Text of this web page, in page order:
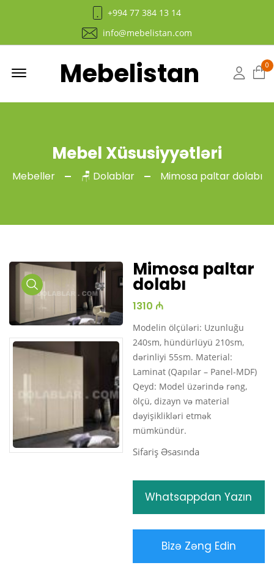
+994 77 384 13 14
info@mebelistan.com
Mebelistan 0
Mebel Xüsusiyyətləri
Mebeller 🪑 Dolablar Mimosa paltar dolabı
Media
Gallery
Mimosa paltar
dolabı
1310 ₼
Modelin ölçüləri: Uzunluğu
240sm, hündürlüyü 210sm,
dərinliyi 55sm. Material:
Laminat (Qapılar – Panel-MDF)
Qeyd: Model üzərində rəng,
ölçü, dizayn və material
dəyişiklikləri etmək
mümkündür.
Sifariş Əsasında
Whatsappdan Yazın
Bizə Zəng Edin